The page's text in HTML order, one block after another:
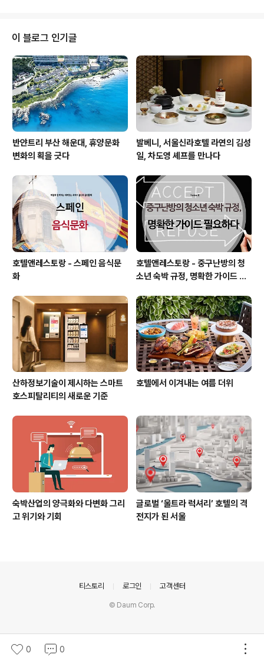
이 아니다. 그간 쌓아온 노하우를 바탕으로 꾸준한 시간을
들여 빚어낸 결과물의 가치다. 올해로 26주년을 맞은 국내
유일 호텔산업 매거진, 호텔앤레스토랑과 20년 전시 경력
을 지닌 미래전람의 ‘노련미’를 한껏 살려 국내외 호텔 및
숙박, F&B 산업에 대한 최신..
이 블로그 인기글
반얀트리 부산 해운대, 휴양문화
변화의 획을 긋다
발베니, 서울신라호텔 라연의 김성
일, 차도영 셰프를 만나다
호텔앤레스토랑 - 스페인 음식문
화
호텔앤레스토랑 - 중구난방의 청
소년 숙박 규정, 명확한 가이드 필
산하정보기술이 제시하는 스마트
호스피탈리티의 새로운 기준
호텔에서 이겨내는 여름 더위
숙박산업의 양극화와 다변화 그리
고 위기와 기회
글로벌 ‘울트라 럭셔리’ 호텔의 격
전지가 된 서울
0 0
티스토리 로그인 고객센터
© Daum Corp.